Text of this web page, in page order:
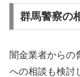
群馬警察の
闇金業者からの
への相談も検討